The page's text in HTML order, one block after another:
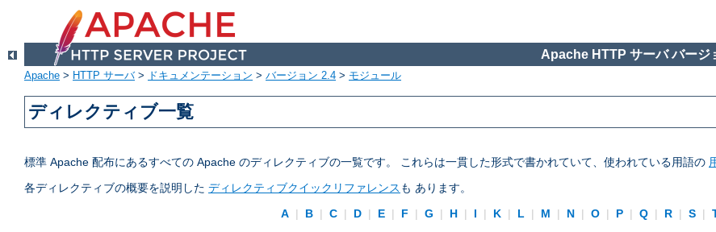
Apache HTTP サーバ バージ
Apache > HTTP サーバ> ドキュメンテーション > バージョン 2.4 > モジュール
ディレクティブ一覧
標準 Apache 配布にあるすべての Apache のディレクティブの一覧です。 これらは一貫した形式で書かれていて、使われている用語の
各ディレクティブの概要を説明した ディレクティブクイックリファレンス も あります。
A | B | C | D | E | F | G | H | I | K | L | M | N | O | P | Q | R | S |